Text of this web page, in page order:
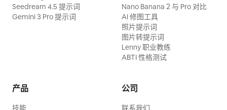
Seedream 4.5 提示词
Gemini 3 Pro 提示词
Nano Banana 2 与 Pro 对比
AI 修图工具
照片提示词
图片转提示词
Lenny 职业教练
ABTI 性格测试
产品
技能
公司
联系我们